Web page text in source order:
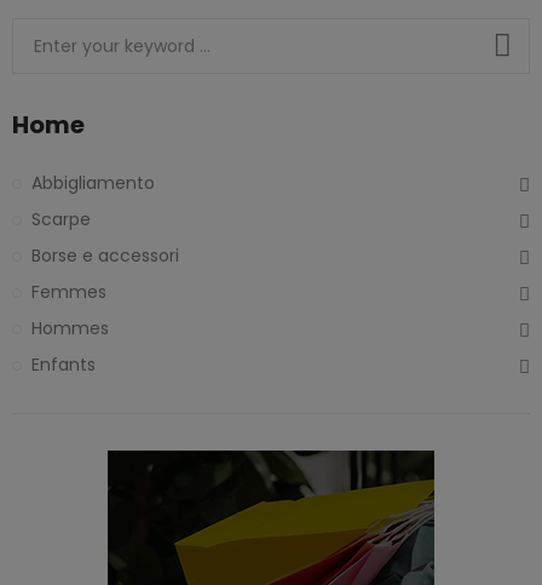
Home
Abbigliamento
Scarpe
Borse e accessori
Femmes
Hommes
Enfants